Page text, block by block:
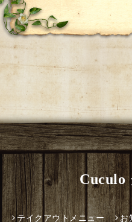
Cuculo
テイクアウトメニュー お